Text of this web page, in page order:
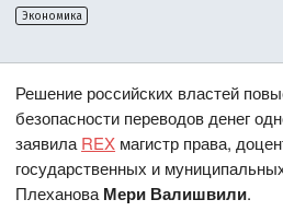
Экономика
Решение российских властей
безопасности переводов денег
заявила REX магистр права,
государственных и
Плеханова Мери Валишвили.